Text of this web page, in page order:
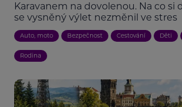
Karavanem na dovolenou. Na co si
se vysněný výlet nezměnil ve stres
Auto, moto Bezpečnost Cestování Děti
Rodina